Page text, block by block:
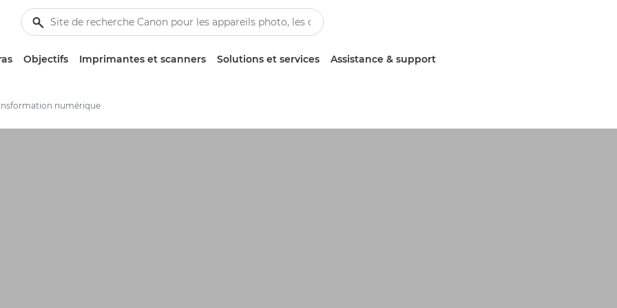
Objectifs Imprimantes et scanners Solutions et services Assistance & support
numérique